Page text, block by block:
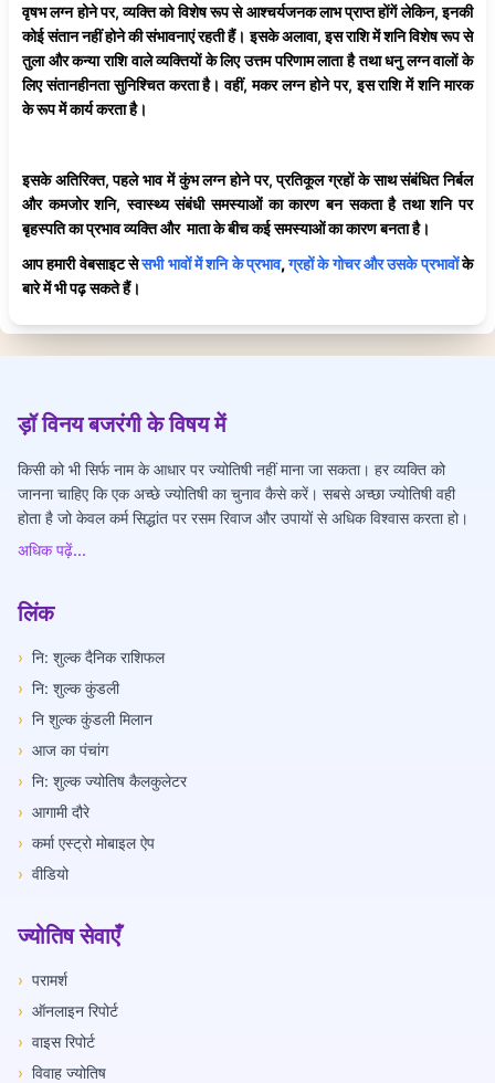
वृषभ लग्न होने पर, व्यक्ति को विशेष रूप से आश्चर्यजनक लाभ प्राप्त होंगें लेकिन, इनकी
कोई संतान नहीं होने की संभावनाएं रहती हैं। इसके अलावा, इस राशि में शनि विशेष रूप से
तुला और कन्या राशि वाले व्यक्तियों के लिए उत्तम परिणाम लाता है तथा धनु लग्न वालों के
लिए संतानहीनता सुनिश्चित करता है। वहीं, मकर लग्न होने पर, इस राशि में शनि मारक
के रूप में कार्य करता है।
इसके अतिरिक्त, पहले भाव में कुंभ लग्न होने पर, प्रतिकूल ग्रहों के साथ संबंधित निर्बल
और कमजोर शनि, स्वास्थ्य संबंधी समस्याओं का कारण बन सकता है तथा शनि पर
बृहस्पति का प्रभाव व्यक्ति और माता के बीच कई समस्याओं का कारण बनता है।
आप हमारी वेबसाइट सेसभी भावों मेंशनिके प्रभाव,ग्रहों के गोचर और उसके प्रभावोंके
बारे में भी पढ़ सकते हैं।
ड़ॉ विनय बजरंगी के विषय में
किसी को भी सिर्फ नाम के आधार पर ज्योतिषी नहीं माना जा सकता। हर व्यक्ति को
जानना चाहिए कि एक अच्छे ज्योतिषी का चुनाव कैसे करें। सबसे अच्छा ज्योतिषी वही
होता है जो केवल कर्म सिद्धांत पर रसम रिवाज और उपायों से अधिक विश्वास करता हो।
अधिक पढ़ें...
लिंक
› नि: शुल्क दैनिक राशिफल
› नि: शुल्क कुंडली
› नि शुल्क कुंडली मिलान
› आज का पंचांग
› नि: शुल्क ज्योतिष कैलकुलेटर
› आगामी दौरे
› कर्मा एस्ट्रो मोबाइल ऐप
› वीडियो
ज्योतिष सेवाएँ
› परामर्श
› ऑनलाइन रिपोर्ट
› वाइस रिपोर्ट
› विवाह ज्योतिष